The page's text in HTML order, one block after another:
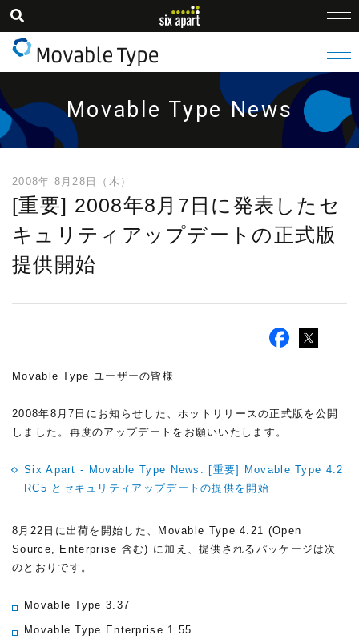
Movable Type News
2008年 8月28日（木）
[重要] 2008年8月7日に発表したセ
キュリティアップデートの正式版
提供開始
Movable Type ユーザーの皆様
2008年8月7日にお知らせした、ホットリリースの正式版を公開
しました。再度のアップデートをお願いいたします。
Six Apart - Movable Type News: [重要] Movable Type 4.2
RC5 とセキュリティアップデートの提供を開始
8月22日に出荷を開始した、Movable Type 4.21 (Open
Source, Enterprise 含む) に加え、提供されるパッケージは次
のとおりです。
Movable Type 3.37
Movable Type Enterprise 1.55